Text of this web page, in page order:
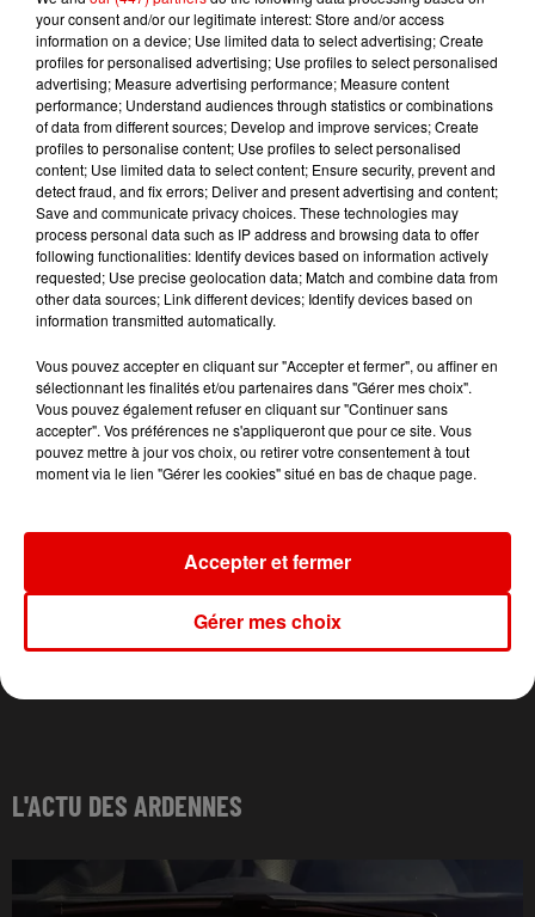
TITRES DIFFUSÉS
15h15
15h15
SUZANNE VEGA
15h12
15h12
TOVE LO X STROMAE
15h09
15h09
L'ACTU DES ARDENNES
your consent and/or our legitimate interest: Store and/or access
information on a device; Use limited data to select advertising; Create
profiles for personalised advertising; Use profiles to select personalised
advertising; Measure advertising performance; Measure content
performance; Understand audiences through statistics or combinations
of data from different sources; Develop and improve services; Create
profiles to personalise content; Use profiles to select personalised
content; Use limited data to select content; Ensure security, prevent and
detect fraud, and fix errors; Deliver and present advertising and content;
Save and communicate privacy choices. These technologies may
process personal data such as IP address and browsing data to offer
following functionalities: Identify devices based on information actively
requested; Use precise geolocation data; Match and combine data from
other data sources; Link different devices; Identify devices based on
information transmitted automatically.
Vous pouvez accepter en cliquant sur "Accepter et fermer", ou affiner en
sélectionnant les finalités et/ou partenaires dans "Gérer mes choix".
Vous pouvez également refuser en cliquant sur "Continuer sans
accepter". Vos préférences ne s'appliqueront que pour ce site. Vous
pouvez mettre à jour vos choix, ou retirer votre consentement à tout
moment via le lien "Gérer les cookies" situé en bas de chaque page.
Gérer mes choix
Accepter et fermer